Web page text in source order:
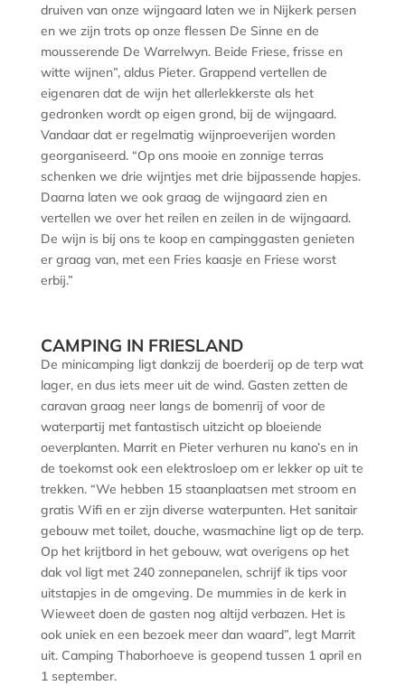
druiven van onze wijngaard laten we in Nijkerk persen
en we zijn trots op onze flessen De Sinne en de
mousserende De Warrelwyn. Beide Friese, frisse en
witte wijnen”, aldus Pieter. Grappend vertellen de
eigenaren dat de wijn het allerlekkerste als het
gedronken wordt op eigen grond, bij de wijngaard.
Vandaar dat er regelmatig wijnproeverijen worden
georganiseerd. “Op ons mooie en zonnige terras
schenken we drie wijntjes met drie bijpassende hapjes.
Daarna laten we ook graag de wijngaard zien en
vertellen we over het reilen en zeilen in de wijngaard.
De wijn is bij ons te koop en campinggasten genieten
er graag van, met een Fries kaasje en Friese worst
erbij.”
CAMPING IN FRIESLAND
De minicamping ligt dankzij de boerderij op de terp wat
lager, en dus iets meer uit de wind. Gasten zetten de
caravan graag neer langs de bomenrij of voor de
waterpartij met fantastisch uitzicht op bloeiende
oeverplanten. Marrit en Pieter verhuren nu kano’s en in
de toekomst ook een elektrosloep om er lekker op uit te
trekken. “We hebben 15 staanplaatsen met stroom en
gratis Wifi en er zijn diverse waterpunten. Het sanitair
gebouw met toilet, douche, wasmachine ligt op de terp.
Op het krijtbord in het gebouw, wat overigens op het
dak vol ligt met 240 zonnepanelen, schrijf ik tips voor
uitstapjes in de omgeving. De mummies in de kerk in
Wieweet doen de gasten nog altijd verbazen. Het is
ook uniek en een bezoek meer dan waard”, legt Marrit
uit. Camping Thaborhoeve is geopend tussen 1 april en
1 september.